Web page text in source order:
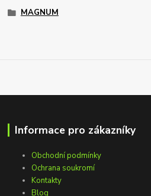
MAGNUM
Informace pro zákazníky
Obchodní podmínky
Ochrana soukromí
Kontakty
Blog